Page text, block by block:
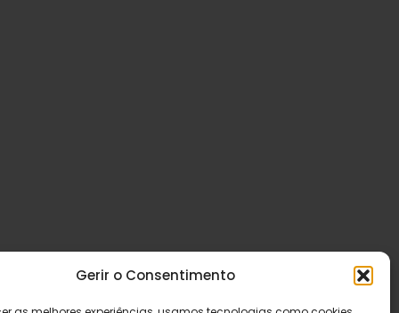
Gerir o Consentimento